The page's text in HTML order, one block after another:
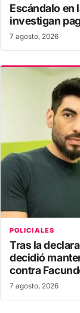
Escándalo en
investigan
7 agosto, 2026
POLICIALES
Tras la
decidió
contra
7 agosto, 2026